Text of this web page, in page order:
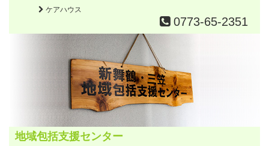
ケアハウス
0773-65-2351
地域包括支援センター